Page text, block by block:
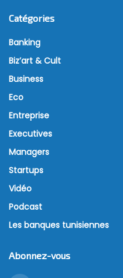
Catégories
Banking
Biz’art & Cult
Business
Eco
Entreprise
Executives
Managers
Startups
Vidéo
Podcast
Les banques tunisiennes
Abonnez-vous